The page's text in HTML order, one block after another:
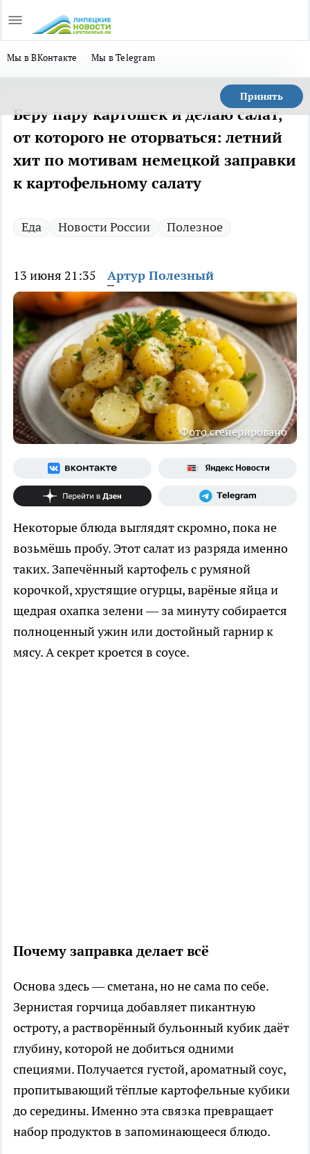
Мы в ВКонтакте Мы в Telegram
Принять
Беру пару картошек и делаю салат,
от которого не оторваться: летний
хит по мотивам немецкой заправки
к картофельному салату
Еда Новости России Полезное
13 июня 21:35 Артур Полезный
Фото сгенерировано
Некоторые блюда выглядят скромно, пока не
возьмёшь пробу. Этот салат из разряда именно
таких. Запечённый картофель с румяной
корочкой, хрустящие огурцы, варёные яйца и
щедрая охапка зелени — за минуту собирается
полноценный ужин или достойный гарнир к
мясу. А секрет кроется в соусе.
Почему заправка делает всё
Основа здесь — сметана, но не сама по себе.
Зернистая горчица добавляет пикантную
остроту, а растворённый бульонный кубик даёт
глубину, которой не добиться одними
специями. Получается густой, ароматный соус,
пропитывающий тёплые картофельные кубики
до середины. Именно эта связка превращает
набор продуктов в запоминающееся блюдо.